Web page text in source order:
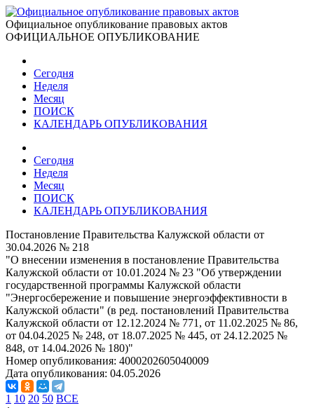
Официальное опубликование правовых актов
ОФИЦИАЛЬНОЕ ОПУБЛИКОВАНИЕ
Сегодня
Неделя
Месяц
ПОИСК
КАЛЕНДАРЬ ОПУБЛИКОВАНИЯ
Сегодня
Неделя
Месяц
ПОИСК
КАЛЕНДАРЬ ОПУБЛИКОВАНИЯ
Постановление Правительства Калужской области от
30.04.2026 № 218
"О внесении изменения в постановление Правительства
Калужской области от 10.01.2024 № 23 "Об утверждении
государственной программы Калужской области
"Энергосбережение и повышение энергоэффективности в
Калужской области" (в ред. постановлений Правительства
Калужской области от 12.12.2024 № 771, от 11.02.2025 № 86,
от 04.04.2025 № 248, от 18.07.2025 № 445, от 24.12.2025 №
848, от 14.04.2026 № 180)"
Номер опубликования: 4000202605040009
Дата опубликования: 04.05.2026
1 10 20 50 ВСЕ